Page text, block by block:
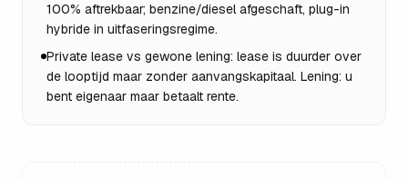
100% aftrekbaar; benzine/diesel afgeschaft, plug-in
hybride in uitfaserings­regime.
Private lease vs gewone lening: lease is duurder over
de looptijd maar zonder aanvangskapitaal. Lening: u
bent eigenaar maar betaalt rente.